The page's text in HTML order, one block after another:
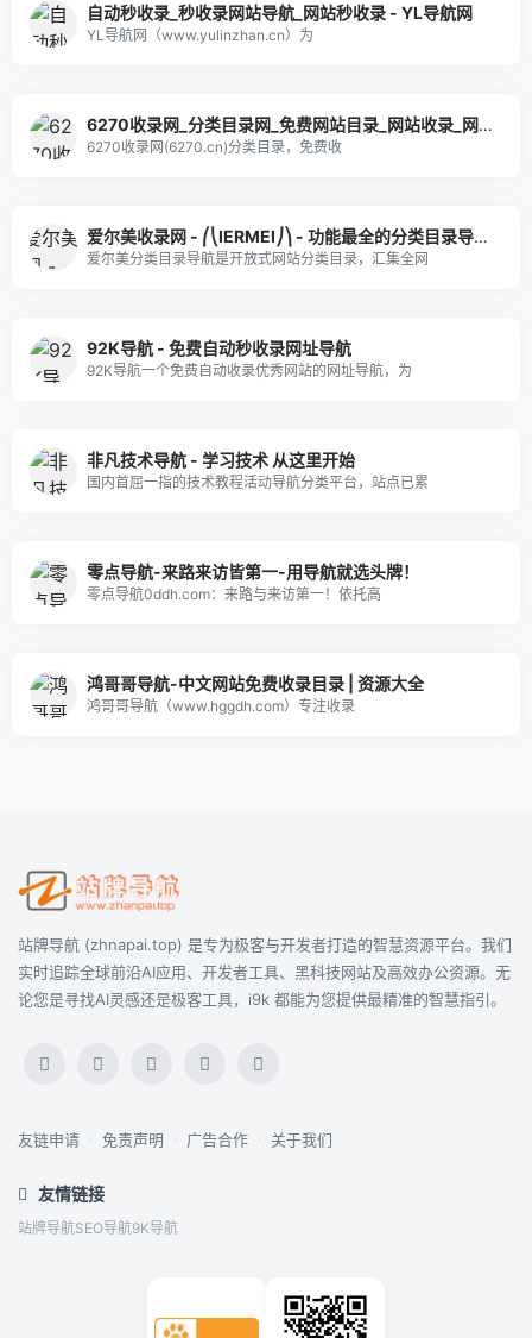
自动秒收录_秒收录网站导航_网站秒收录 - YL导航网
YL导航网（www.yulinzhan.cn）为
6270收录网_分类目录网_免费网站目录_网站收录_网址提交_免费收录网站
6270收录网(6270.cn)分类目录，免费收
爱尔美收录网 - ⎛⎝IERMEI⎠⎞ - 功能最全的分类目录导航服务门户
爱尔美分类目录导航是开放式网站分类目录，汇集全网
92K导航 - 免费自动秒收录网址导航
92K导航一个免费自动收录优秀网站的网址导航，为
非凡技术导航 - 学习技术 从这里开始
国内首屈一指的技术教程活动导航分类平台，站点已累
零点导航-来路来访皆第一-用导航就选头牌！
零点导航0ddh.com：来路与来访第一！依托高
鸿哥哥导航-中文网站免费收录目录 | 资源大全
鸿哥哥导航（www.hggdh.com）专注收录
站牌导航 (zhnapai.top) 是专为极客与开发者打造的智慧资源平台。我们
实时追踪全球前沿AI应用、开发者工具、黑科技网站及高效办公资源。无
论您是寻找AI灵感还是极客工具，i9k 都能为您提供最精准的智慧指引。
友链申请 · 免责声明 · 广告合作 · 关于我们
友情链接
站牌导航SEO导航9K导航